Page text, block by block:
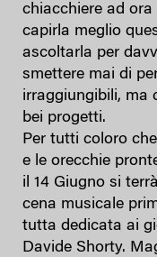
chiacchiere ad
capirla meglio
ascoltarla per
smettere mai di
irraggiungibili, ma
bei progetti.
Per tutti coloro
e le orecchie
il 14 Giugno si
cena musicale
tutta dedicata ai
Davide Shorty.